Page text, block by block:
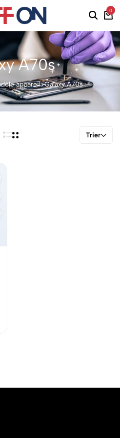
0
A70s
appareil Galaxy A70s
Trier